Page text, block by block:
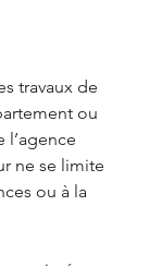
travaux de
ou
l’agence
ne se limite
ou à la